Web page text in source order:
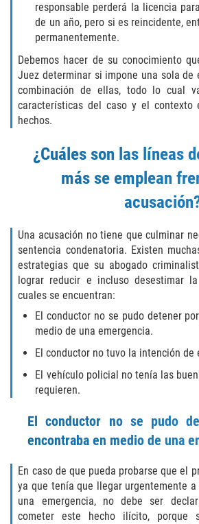
Recepción de
Robo
Robo de Caja Fuerte
Robo PC 459
Audiencias de
Audiencias de
Audiencias de
Delitos por los
puede ser juzgado
Derechos de los
menores de edad
La Ley de Tres
Petición Aceptada
responsable perderá la licencia
de un año, pero si es reincidente,
permanentemente.
Debemos hacer de su conocimiento
Juez determinar si impone una sola de
combinación de ellas, todo lo cual
características del caso y el contexto
hechos.
¿Cuáles son las líneas
más se emplean
Una acusación no tiene que culminar
sentencia condenatoria. Existen
estrategias que su abogado
lograr reducir e incluso desestimar
cuales se encuentran:
El conductor no se pudo detener
medio de una emergencia.
El conductor no tuvo la intención de
El vehículo policial no tenía las
requieren.
El conductor no se pudo
encontraba en medio de una
En caso de que pueda probarse que el
ya que tenía que llegar urgentemente
una emergencia, no debe ser
cometer este hecho ilícito, porque